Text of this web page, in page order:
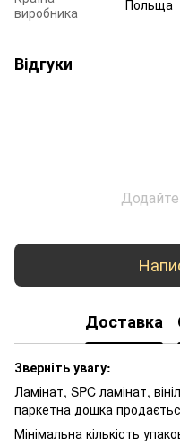
виробника
Польща
Відгуки
Доставка
Зверніть увагу:
Ламінат, SPC ламінат,
паркетна дошка
Мінімальна кількість